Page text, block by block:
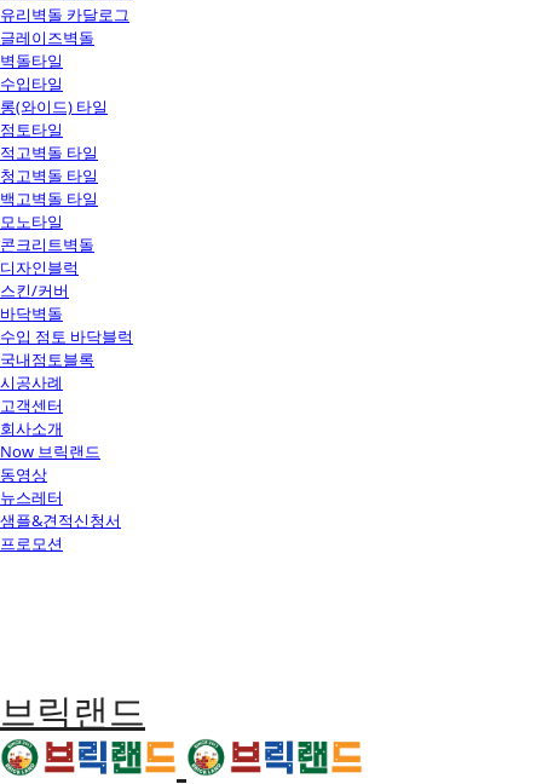
유리벽돌 카달로그
글레이즈벽돌
벽돌타일
수입타일
롱(와이드) 타일
점토타일
적고벽돌 타일
청고벽돌 타일
백고벽돌 타일
모노타일
콘크리트벽돌
디자인블럭
스킨/커버
바닥벽돌
수입 점토 바닥블럭
국내점토블록
시공사례
고객센터
회사소개
Now 브릭랜드
동영상
뉴스레터
샘플&견적신청서
프로모션
브릭랜드